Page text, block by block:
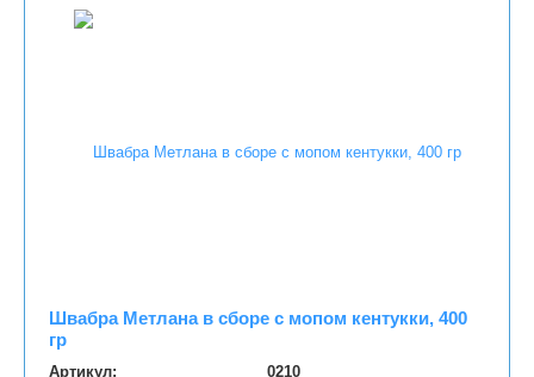
Швабра Метлана в сборе с мопом кентукки, 400
гр
Артикул:
0210